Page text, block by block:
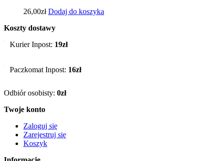
26,00zł Dodaj do koszyka
Koszty dostawy
Kurier Inpost: 19zł
Paczkomat Inpost: 16zł
Odbiór osobisty: 0zł
Twoje konto
Zaloguj się
Zarejestruj się
Koszyk